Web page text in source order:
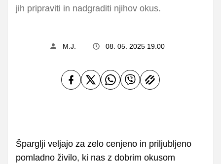
jih pripraviti in nadgraditi njihov okus.
M.J. 08. 05. 2025 19.00
Šparglji veljajo za zelo cenjeno in priljubljeno
pomladno živilo, ki nas z dobrim okusom